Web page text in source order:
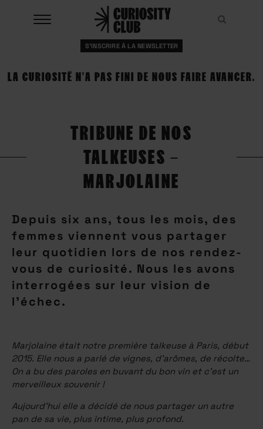
S'INSCRIRE À LA NEWSLETTER
LA CURIOSITÉ N'A PAS FINI DE NOUS FAIRE AVANCER.
TRIBUNE DE NOS
TALKEUSES –
MARJOLAINE
Depuis six ans, tous les mois, des
femmes viennent vous partager
leur quotidien lors de nos rendez-
vous de curiosité. Nous les avons
interrogées sur leur vision de
l’échec.
Marjolaine était notre première talkeuse à Paris, début
2015. Elle nous a parlé de vignes, d’arômes, de récolte…
On a bu des paroles en buvant du bon vin et c’est un
merveilleux souvenir !
Aujourd’hui elle a décidé de nous partager un autre
pan de sa vie, plus intime, plus profond.